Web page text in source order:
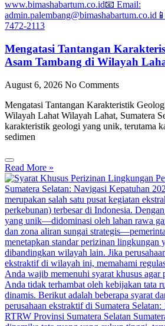
Mengatasi Tantangan
Asam Tambang di Wilayah
August 6, 2026 No Comments
Mengatasi Tantangan Karakteristik
Wilayah Lahat Wilayah Lahat, Sumatera
karakteristik geologi yang unik, terutama
sedimen
Read More »